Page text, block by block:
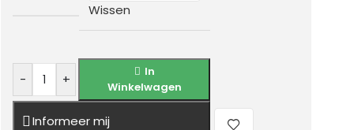
Wissen
- +
In
Winkelwagen
Informeer mij